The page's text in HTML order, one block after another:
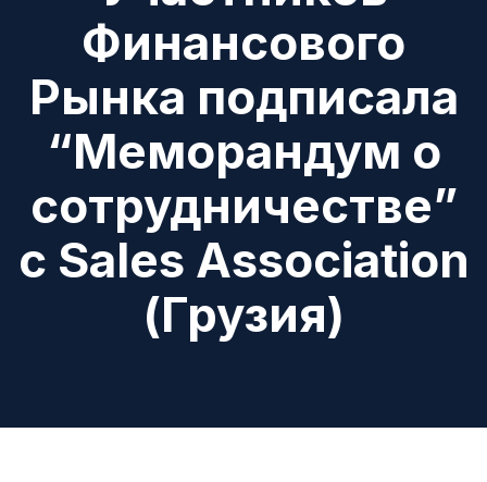
Финансового
Рынка подписала
“Меморандум о
сотрудничестве”
с Sales Association
(Грузия)